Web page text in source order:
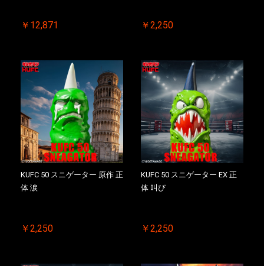
￥12,871 ￥2,250
KUFC 50 スニゲーター 原作 正
体 涙
￥2,250
KUFC 50 スニゲーター EX 正
体 叫び
￥2,250